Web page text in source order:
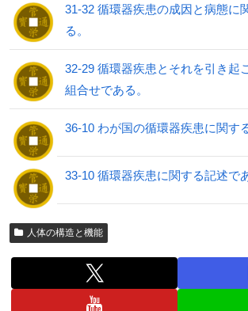
31-32 循環器疾患の成因と病態に
る。
32-29 循環器疾患とそれを引き起
組合せである。
36-10 わが国の循環器疾患に関す
33-10 循環器疾患に関する記述で
人体の構造と機能